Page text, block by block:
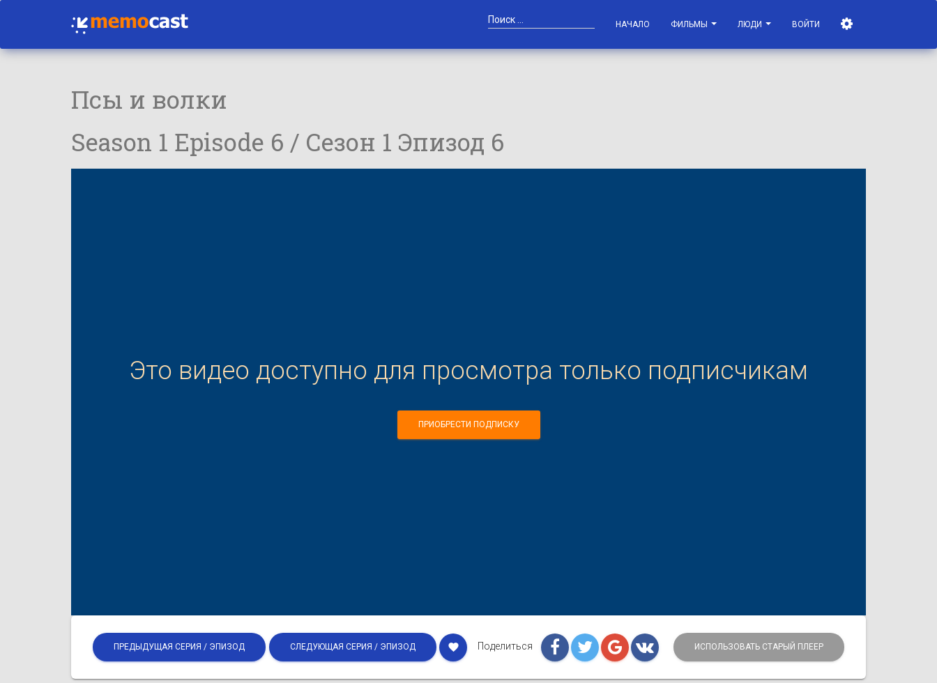
НАЧАЛО ФИЛЬМЫ ЛЮДИ ВОЙТИ
Псы и волки
Season 1 Episode 6 / Сезон 1 Эпизод 6
Это видео доступно для просмотра только подписчикам
ПРИОБРЕСТИ ПОДПИСКУ
ПРЕДЫДУЩАЯ СЕРИЯ / ЭПИЗОД СЛЕДУЮЩАЯ СЕРИЯ / ЭПИЗОД favorite Поделиться ИСПОЛЬЗОВАТЬ СТАРЫЙ ПЛЕЕР